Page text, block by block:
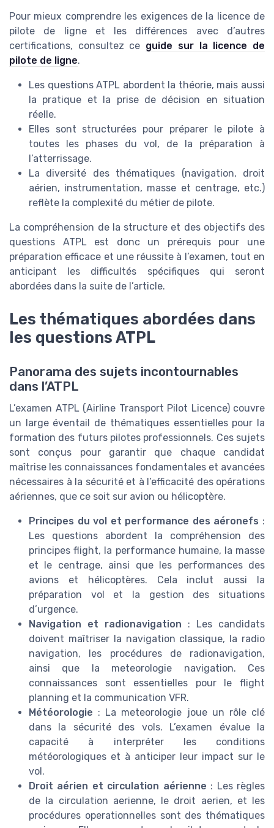
Pour mieux comprendre les exigences de la licence de
pilote de ligne et les différences avec d’autres
certifications, consultez ce guide sur la licence de
pilote de ligne.
Les questions ATPL abordent la théorie, mais aussi
la pratique et la prise de décision en situation
réelle.
Elles sont structurées pour préparer le pilote à
toutes les phases du vol, de la préparation à
l’atterrissage.
La diversité des thématiques (navigation, droit
aérien, instrumentation, masse et centrage, etc.)
reflète la complexité du métier de pilote.
La compréhension de la structure et des objectifs des
questions ATPL est donc un prérequis pour une
préparation efficace et une réussite à l’examen, tout en
anticipant les difficultés spécifiques qui seront
abordées dans la suite de l’article.
Les thématiques abordées dans
les questions ATPL
Panorama des sujets incontournables
dans l’ATPL
L’examen ATPL (Airline Transport Pilot Licence) couvre
un large éventail de thématiques essentielles pour la
formation des futurs pilotes professionnels. Ces sujets
sont conçus pour garantir que chaque candidat
maîtrise les connaissances fondamentales et avancées
nécessaires à la sécurité et à l’efficacité des opérations
aériennes, que ce soit sur avion ou hélicoptère.
Principes du vol et performance des aéronefs :
Les questions abordent la compréhension des
principes flight, la performance humaine, la masse
et le centrage, ainsi que les performances des
avions et hélicoptères. Cela inclut aussi la
préparation vol et la gestion des situations
d’urgence.
Navigation et radionavigation : Les candidats
doivent maîtriser la navigation classique, la radio
navigation, les procédures de radionavigation,
ainsi que la meteorologie navigation. Ces
connaissances sont essentielles pour le flight
planning et la communication VFR.
Météorologie : La meteorologie joue un rôle clé
dans la sécurité des vols. L’examen évalue la
capacité à interpréter les conditions
météorologiques et à anticiper leur impact sur le
vol.
Droit aérien et circulation aérienne : Les règles
de la circulation aerienne, le droit aerien, et les
procédures operationnelles sont des thématiques